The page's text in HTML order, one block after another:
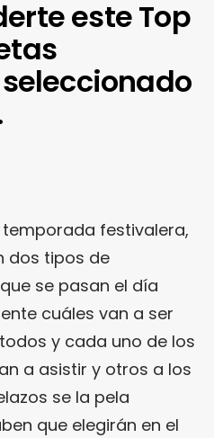
este Top
festivalera,
dos tipos de
se pasan el día
cuáles van a ser
y cada uno de los
a asistir y otros a los
se la pela
que elegirán en el